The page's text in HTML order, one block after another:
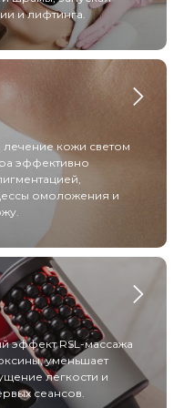
и лифтинга.
кожи светом
эффективно
омоложения и
эффект RSL-массажа
уменьшает
легкости и
сеансов.
и
без
на